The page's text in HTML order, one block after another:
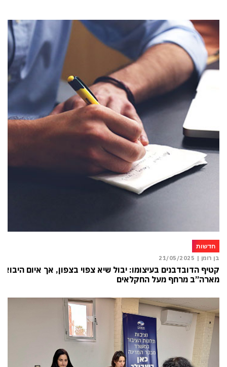
חדשות
בן רומן | 21/05/2025
קטיף הדובדבנים בעיצומו: יבול שיא צפוי בצפון, אך איום היבוא
מארה”ב מרחף מעל החקלאים